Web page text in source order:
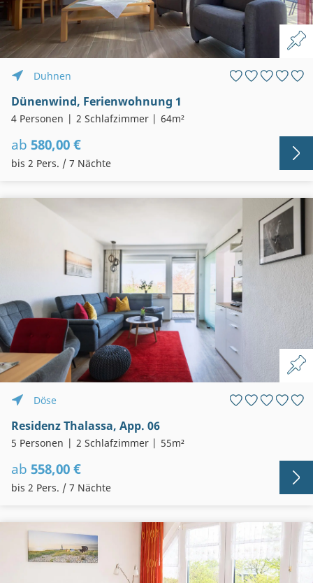
Duhnen
Dünenwind, Ferienwohnung 1
4 Personen 2 Schlafzimmer 64m²
ab 580,00 €
bis 2 Pers. / 7 Nächte
Döse
Residenz Thalassa, App. 06
5 Personen 2 Schlafzimmer 55m²
ab 558,00 €
bis 2 Pers. / 7 Nächte